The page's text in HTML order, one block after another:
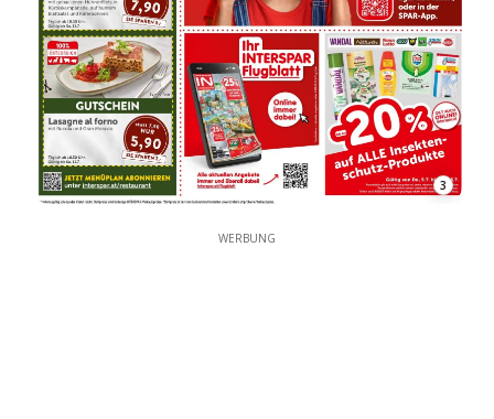
3
WERBUNG